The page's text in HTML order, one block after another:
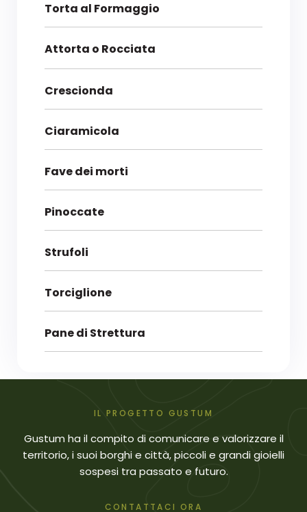
Torta al Formaggio
Attorta o Rocciata
Crescionda
Ciaramicola
Fave dei morti
Pinoccate
Strufoli
Torciglione
Pane di Strettura
IL PROGETTO GUSTUM
Gustum ha il compito di comunicare e valorizzare il
territorio, i suoi borghi e città, piccoli e grandi gioielli
sospesi tra passato e futuro.
CONTATTACI ORA